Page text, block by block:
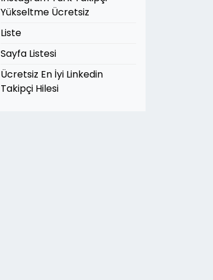
Yükseltme Ücretsiz
Liste
Sayfa Listesi
Ücretsiz En İyi Linkedin
Takipçi Hilesi